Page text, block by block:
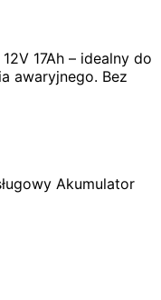
17Ah – idealny do
awaryjnego. Bez
Akumulator